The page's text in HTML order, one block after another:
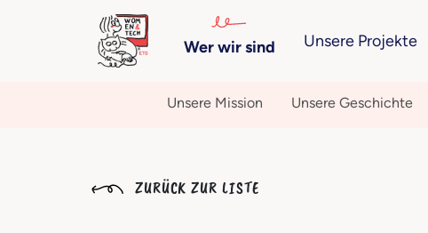
Wer wir sind Unsere Projekte
Unsere Mission Unsere Geschichte
ZURÜCK ZUR LISTE